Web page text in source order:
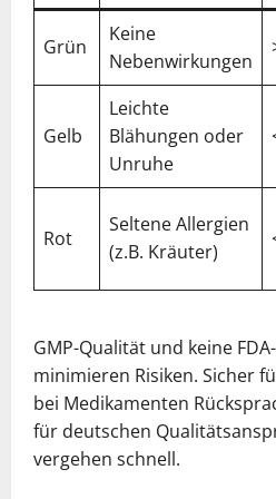
Grün
Keine
Nebenwirkungen
Gelb
Leichte
Blähungen oder
Unruhe
Rot
Seltene Allergien
(z.B. Kräuter)
GMP-Qualität und keine
minimieren Risiken. Sicher
bei Medikamenten
für deutschen
vergehen schnell.